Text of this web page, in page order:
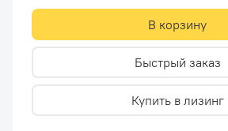
В корзину
Быстрый заказ
Купить в лизинг